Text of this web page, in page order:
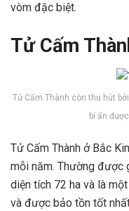
vòm đặc biệt.
Tử Cấm
Tử Cấm Thành còn thu hút
bí ẩn
Tử Cấm Thành ở Bắc
mỗi năm. Thường được
diện tích 72 ha và là
và được bảo tồn tốt